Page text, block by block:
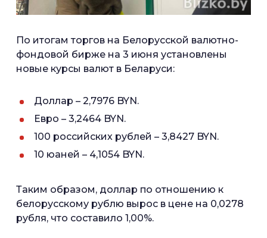
По итогам торгов на Белорусской валютно-
фондовой бирже на 3 июня установлены
новые курсы валют в Беларуси:
Доллар – 2,7976 BYN.
Евро – 3,2464 BYN.
100 российских рублей – 3,8427 BYN.
10 юаней – 4,1054 BYN.
Таким образом, доллар по отношению к
белорусскому рублю вырос в цене на 0,0278
рубля, что составило 1,00%.